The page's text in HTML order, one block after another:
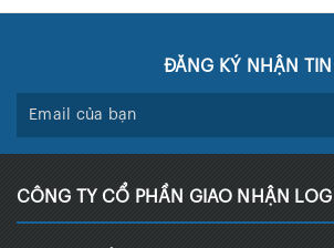
ĐĂNG KÝ NHẬN TIN
CÔNG TY CỔ PHẦN GIAO NHẬN